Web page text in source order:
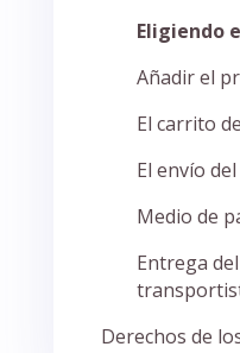
Eligiendo
Añadir el
El carrito
El envío
Medio de
Entrega
Derechos de